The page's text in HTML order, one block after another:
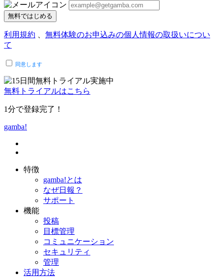
無料ではじめる
利用規約
無料体験のお申込みの個人情報の取扱いについ
て
同意します
無料トライアルはこちら
1分で登録完了！
gamba!
特徴
gamba!とは
なぜ日報？
サポート
機能
投稿
目標管理
コミュニケーション
セキュリティ
管理
活用方法